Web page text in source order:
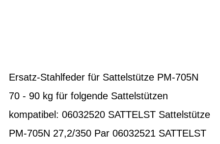
Ersatz-Stahlfeder für Sattelstütze PM-705N
70 - 90 kg für folgende Sattelstützen
kompatibel: 06032520 SATTELST Sattelstütze
PM-705N 27,2/350 Par 06032521 SATTELST